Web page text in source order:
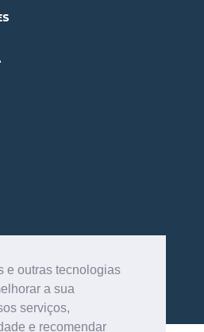
e outras tecnologias
a sua
serviços,
e recomendar